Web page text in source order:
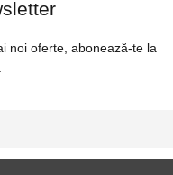
noi oferte, abonează-te la